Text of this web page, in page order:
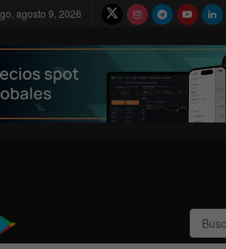
agosto 9, 2026